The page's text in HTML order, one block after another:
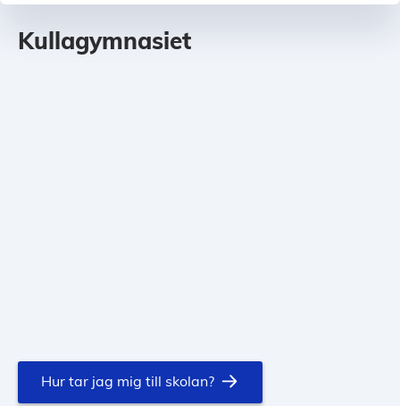
Kullagymnasiet
Hur tar jag mig till skolan?